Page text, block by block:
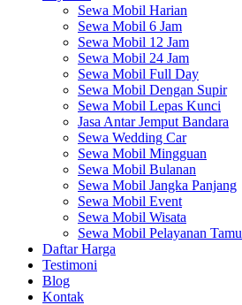
Sewa Mobil Harian
Sewa Mobil 6 Jam
Sewa Mobil 12 Jam
Sewa Mobil 24 Jam
Sewa Mobil Full Day
Sewa Mobil Dengan Supir
Sewa Mobil Lepas Kunci
Jasa Antar Jemput Bandara
Sewa Wedding Car
Sewa Mobil Mingguan
Sewa Mobil Bulanan
Sewa Mobil Jangka Panjang
Sewa Mobil Event
Sewa Mobil Wisata
Sewa Mobil Pelayanan
Daftar Harga
Testimoni
Blog
Kontak